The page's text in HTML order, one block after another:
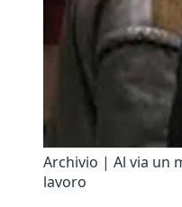
Archivio | Al via un
lavoro